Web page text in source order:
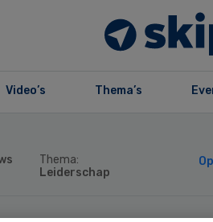
Video’s Thema’s
Thema:
Leiderschap